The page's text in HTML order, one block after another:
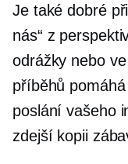
Je také dobré
nás“ z
odrážky nebo
příběhů
poslání vašeho
zdejší kopii